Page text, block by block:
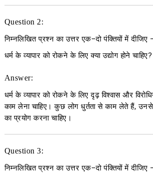
Question 2:
निम्नलिखित प्रश्न का उत्तर एक–दो पंक्तियों में दीजिए
धर्म के व्यापार को रोकने के लिए क्या उद्योग होने चाहिए?
Answer:
धर्म के व्यापार को रोकने के लिए दृढ़ विश्वास और
काम लेना चाहिए। कुछ लोग धुर्तता से काम लेते हैं, उनसे
का प्रयोग करना चाहिए।
Question 3:
निम्नलिखित प्रश्न का उत्तर एक–दो पंक्तियों में दीजिए